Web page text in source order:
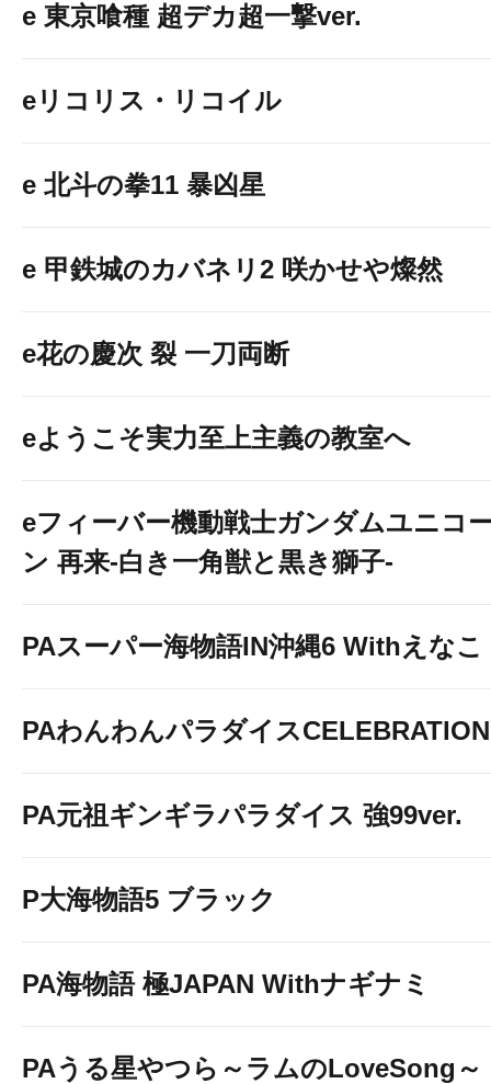
e 東京喰種 超デカ超一撃ver.
eリコリス・リコイル
e 北斗の拳11 暴凶星
e 甲鉄城のカバネリ2 咲かせや燦然
e花の慶次 裂 一刀両断
eようこそ実力至上主義の教室へ
eフィーバー機動戦士ガンダムユニコ
ン 再来-白き一角獣と黒き獅子-
PAスーパー海物語IN沖縄6 Withえなこ
PAわんわんパラダイスCELEBRATION
PA元祖ギンギラパラダイス 強99ver.
P大海物語5 ブラック
PA海物語 極JAPAN Withナギナミ
PAうる星やつら～ラムのLoveSong～